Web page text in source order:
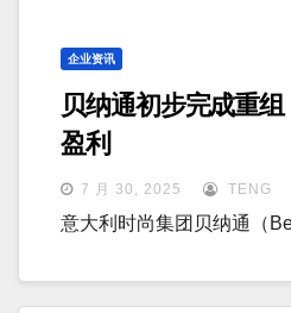
企业资讯
贝纳通初步完成重
盈利
7 月 30, 2025 TENG
意大利时尚集团贝纳通（